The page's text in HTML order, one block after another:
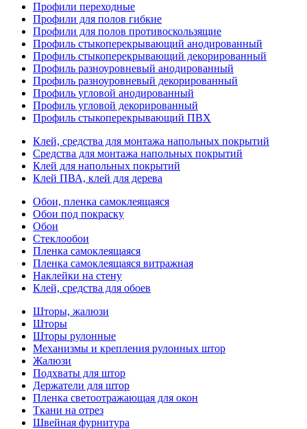
Профили переходные
Профили для полов гибкие
Профили для полов противоскользящие
Профиль стыкоперекрывающий анодированный
Профиль стыкоперекрывающий декорированный
Профиль разноуровневый анодированный
Профиль разноуровневый декорированный
Профиль угловой анодированный
Профиль угловой декорированный
Профиль стыкоперекрывающий ПВХ
Клей, средства для монтажа напольных покрытий
Средства для монтажа напольных покрытий
Клей для напольных покрытий
Клей ПВА, клей для дерева
Обои, пленка самоклеящаяся
Обои под покраску
Обои
Стеклообои
Пленка самоклеящаяся
Пленка самоклеящаяся витражная
Наклейки на стену
Клей, средства для обоев
Шторы, жалюзи
Шторы
Шторы рулонные
Механизмы и крепления рулонных штор
Жалюзи
Подхваты для штор
Держатели для штор
Пленка светоотражающая для окон
Ткани на отрез
Швейная фурнитура